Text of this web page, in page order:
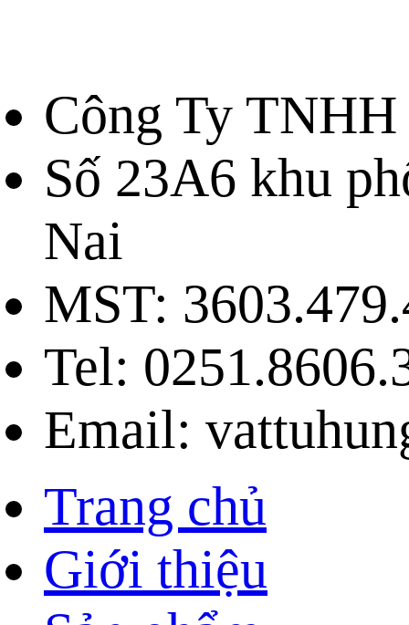
Công Ty
Số 23A6 khu
Nai
MST:
Tel:
Email:
Trang chủ
Giới thiệu